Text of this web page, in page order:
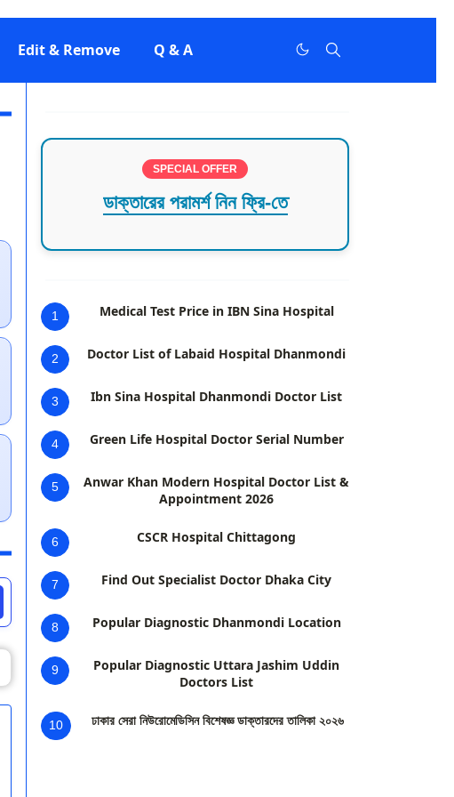
Edit & Remove Q & A
SPECIAL OFFER
ডাক্তারের পরামর্শ নিন ফ্রি-তে
1 Medical Test Price in IBN Sina Hospital
2 Doctor List of Labaid Hospital Dhanmondi
3 Ibn Sina Hospital Dhanmondi Doctor List
4 Green Life Hospital Doctor Serial Number
5
Anwar Khan Modern Hospital Doctor List &
Appointment 2026
6 CSCR Hospital Chittagong
7 Find Out Specialist Doctor Dhaka City
8 Popular Diagnostic Dhanmondi Location
9
Popular Diagnostic Uttara Jashim Uddin
Doctors List
10 ঢাকার সেরা নিউরোমেডিসিন বিশেষজ্ঞ ডাক্তারদের তালিকা ২০২৬